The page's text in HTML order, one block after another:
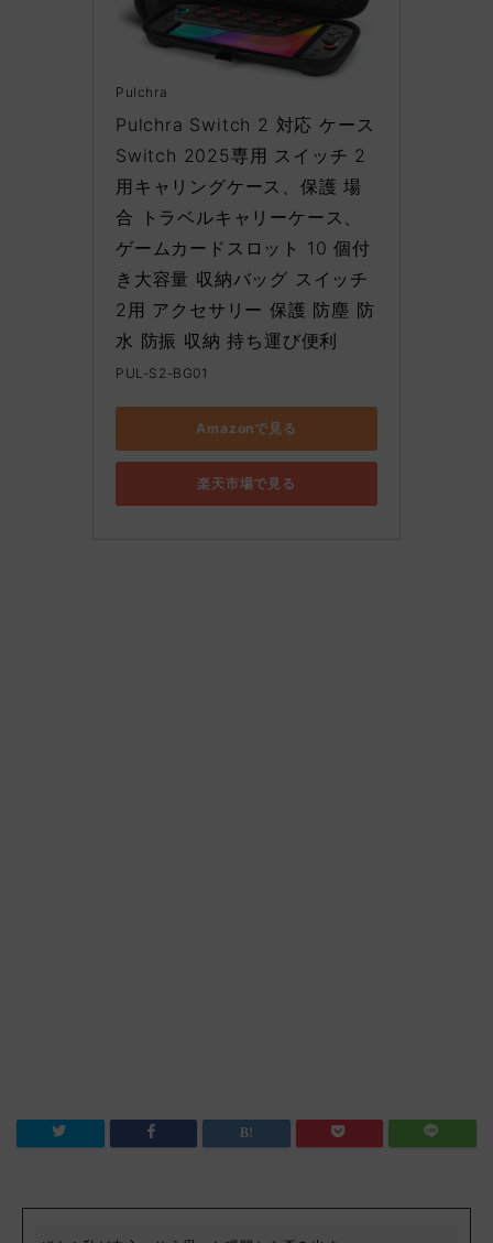
Pulchra
Pulchra Switch 2 対応 ケース
Switch 2025専用 スイッチ 2
用キャリングケース、保護 場
合 トラベルキャリーケース、
ゲームカードスロット 10 個付
き大容量 収納バッグ スイッチ
2用 アクセサリー 保護 防塵 防
水 防振 収納 持ち運び便利
PUL-S2-BG01
Amazonで見る
楽天市場で見る